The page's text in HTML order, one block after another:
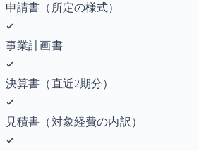
申請書（所定の様式）
事業計画書
決算書（直近2期分）
見積書（対象経費の内訳）